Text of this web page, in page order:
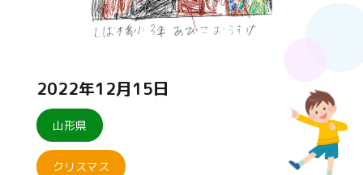
2022年12月15日
山形県
クリスマス